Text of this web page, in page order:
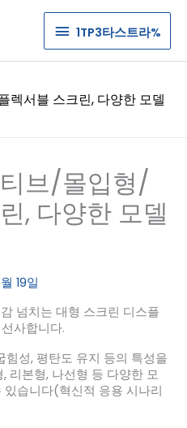
1TP3
타
스
1TP3타스트라%
렉서블 스크린, 다양한 모델
브/몰입형/
, 다양한 모델
19일
넘치는 대형 스크린 디스플
사합니다.
힘성, 평탄도 유지 등의 특성을
리본형, 나선형 등 다양한 모
습니다(혁신적 응용 시나리